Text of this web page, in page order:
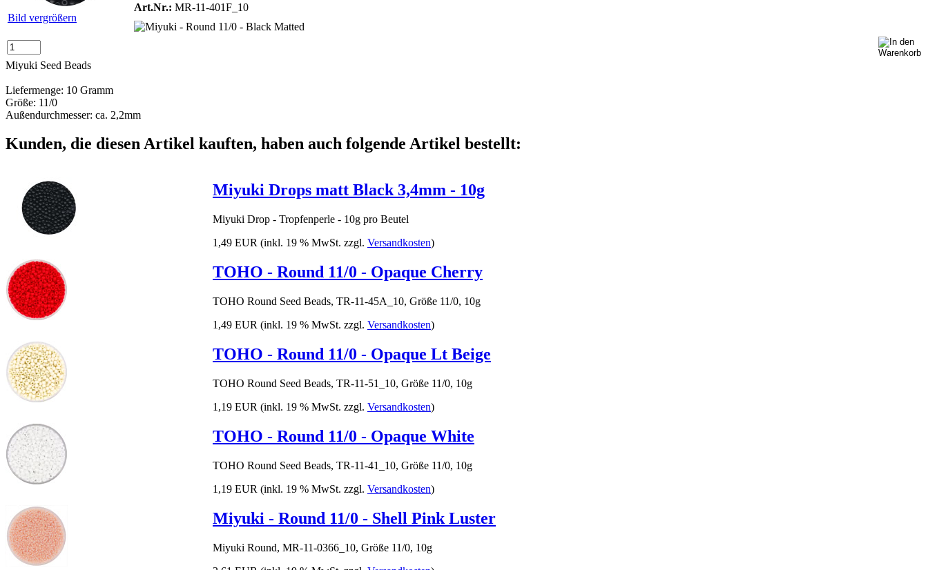
Bild vergrößern
Art.Nr.: MR-11-401F_10
Miyuki Seed Beads
Liefermenge: 10 Gramm
Größe: 11/0
Außendurchmesser: ca. 2,2mm
Kunden, die diesen Artikel kauften, haben auch folgende Artikel bestellt:
Miyuki Drops matt Black 3,4mm - 10g
Miyuki Drop - Tropfenperle - 10g pro Beutel
1,49 EUR (inkl. 19 % MwSt. zzgl. Versandkosten)
TOHO - Round 11/0 - Opaque Cherry
TOHO Round Seed Beads, TR-11-45A_10, Größe 11/0, 10g
1,49 EUR (inkl. 19 % MwSt. zzgl. Versandkosten)
TOHO - Round 11/0 - Opaque Lt Beige
TOHO Round Seed Beads, TR-11-51_10, Größe 11/0, 10g
1,19 EUR (inkl. 19 % MwSt. zzgl. Versandkosten)
TOHO - Round 11/0 - Opaque White
TOHO Round Seed Beads, TR-11-41_10, Größe 11/0, 10g
1,19 EUR (inkl. 19 % MwSt. zzgl. Versandkosten)
Miyuki - Round 11/0 - Shell Pink Luster
Miyuki Round, MR-11-0366_10, Größe 11/0, 10g